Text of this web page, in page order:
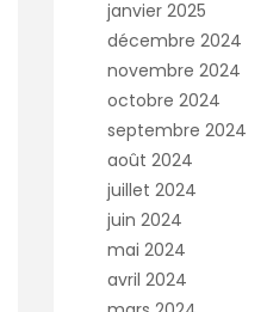
janvier 2025
décembre 2024
novembre 2024
octobre 2024
septembre 2024
août 2024
juillet 2024
juin 2024
mai 2024
avril 2024